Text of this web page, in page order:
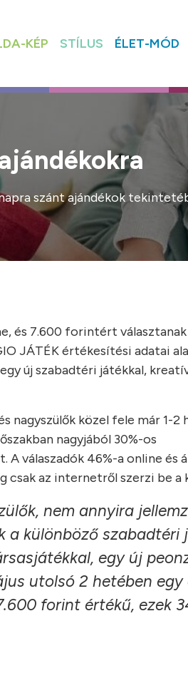
KÉP STÍLUS ÉLET-MÓD
szánt ajándékok
és 7.600 forintért
JÁTÉK értékesítési adatai
új szabadtéri játékkal,
nagyszülők közel fele már 1-2
nagyjából 30%-os
válaszadók 46%-a online és
csak az internetről szerzi be a
nem annyira
a különböző szabadtéri
egy új
utolsó 2 hetében egy
forint értékű, ezek